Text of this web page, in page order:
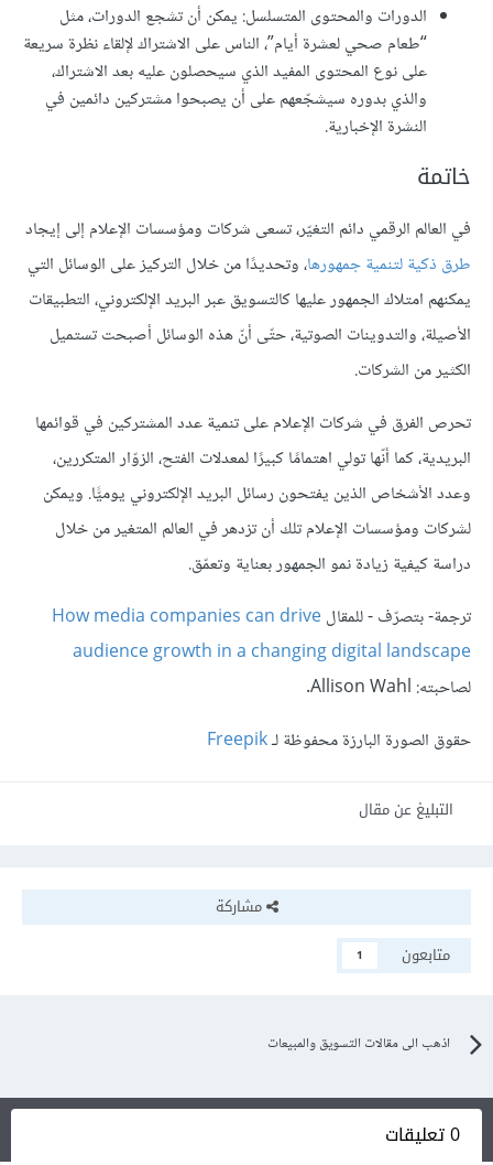
الدورات والمحتوى المتسلسل: يمكن أن تشجع الدورات، مثل
“طعام صحي لعشرة أيام”، الناس على الاشتراك لإلقاء نظرة سريعة
على نوع المحتوى المفيد الذي سيحصلون عليه بعد الاشتراك،
والذي بدوره سيشجّعهم على أن يصبحوا مشتركين دائمين في
النشرة الإخبارية.
خاتمة
في العالم الرقمي دائم التغيّر، تسعى شركات ومؤسسات الإعلام إلى إيجاد
طرق ذكية لتنمية جمهورها، وتحديدًا من خلال التركيز على الوسائل التي
يمكنهم امتلاك الجمهور عليها كالتسويق عبر البريد الإلكتروني، التطبيقات
الأصيلة، والتدوينات الصوتية، حتّى أنّ هذه الوسائل أصبحت تستميل
الكثير من الشركات.
تحرص الفرق في شركات الإعلام على تنمية عدد المشتركين في قوائمها
البريدية، كما أنّها تولي اهتمامًا كبيرًا لمعدلات الفتح، الزوّار المتكررين،
وعدد الأشخاص الذين يفتحون رسائل البريد الإلكتروني يوميًّا. ويمكن
لشركات ومؤسسات الإعلام تلك أن تزدهر في العالم المتغير من خلال
دراسة كيفية زيادة نمو الجمهور بعناية وتعمّق.
ترجمة- بتصرّف - للمقالHow media companies can drive
audience growth in a changing digital landscape
لصاحبته: Allison Wahl.
حقوق الصورة البارزة محفوظة لـFreepik
التبليغ عن مقال
مشاركة
متابعون
1
اذهب الى مقالات التسويق والمبيعات
0 تعليقات